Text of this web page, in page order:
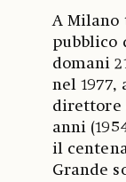
A Milano
pubblico
domani
nel 1977,
direttore
anni
il
Grande